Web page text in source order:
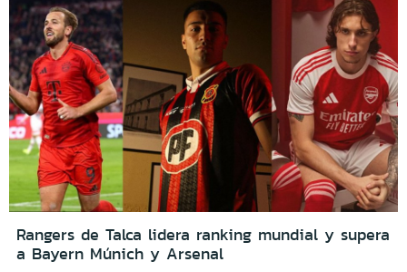
Rangers de Talca lidera ranking mundial y supera
a Bayern Múnich y Arsenal